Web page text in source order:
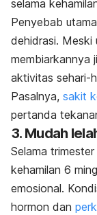
selama
Penyebab
dehidrasi. Meski
membiarkannya
aktivitas sehari-
Pasalnya, sakit
pertanda
3. Mudah
Selama
kehamilan 6
emosional.
hormon dan